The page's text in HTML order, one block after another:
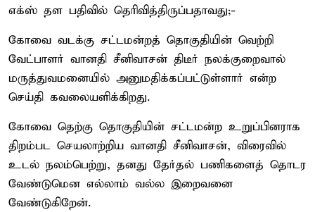
எக்ஸ் தள பதிவில் தெரிவித்திருப்பதாவது;-
கோவை வடக்கு சட்டமன்றத் தொகுதியின் வெற்றி
வேட்பாளர் வானதி சீனிவாசன் திடீர் நலக்குறைவால்
மருத்துவமனையில் அனுமதிக்கப்பட்டுள்ளார் என்ற
செய்தி கவலையளிக்கிறது.
கோவை தெற்கு தொகுதியின் சட்டமன்ற உறுப்பினராக
திறம்பட செயலாற்றிய வானதி சீனிவாசன், விரைவில்
உடல் நலம்பெற்று, தனது தேர்தல் பணிகளைத் தொடர
வேண்டுமென எல்லாம் வல்ல இறைவனை
வேண்டுகிறேன்.